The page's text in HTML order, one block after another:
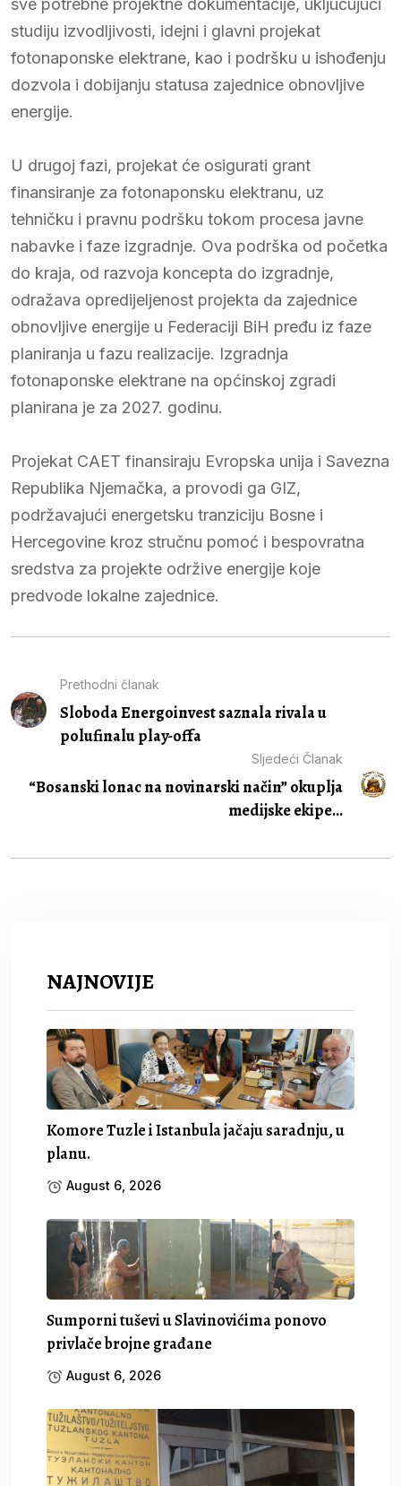
sve potrebne projektne dokumentacije, uključujući
studiju izvodljivosti, idejni i glavni projekat
fotonaponske elektrane, kao i podršku u ishođenju
dozvola i dobijanju statusa zajednice obnovljive
energije.
U drugoj fazi, projekat će osigurati grant
finansiranje za fotonaponsku elektranu, uz
tehničku i pravnu podršku tokom procesa javne
nabavke i faze izgradnje. Ova podrška od početka
do kraja, od razvoja koncepta do izgradnje,
odražava opredijeljenost projekta da zajednice
obnovljive energije u Federaciji BiH pređu iz faze
planiranja u fazu realizacije. Izgradnja
fotonaponske elektrane na općinskoj zgradi
planirana je za 2027. godinu.
Projekat CAET finansiraju Evropska unija i Savezna
Republika Njemačka, a provodi ga GIZ,
podržavajući energetsku tranziciju Bosne i
Hercegovine kroz stručnu pomoć i bespovratna
sredstva za projekte održive energije koje
predvode lokalne zajednice.
Prethodni članak
Sloboda Energoinvest saznala rivala u
polufinalu play-offa
Sljedeći Članak
“Bosanski lonac na novinarski način” okuplja
medijske ekipe...
NAJNOVIJE
Komore Tuzle i Istanbula jačaju saradnju, u
planu.
August 6, 2026
Sumporni tuševi u Slavinovićima ponovo
privlače brojne građane
August 6, 2026